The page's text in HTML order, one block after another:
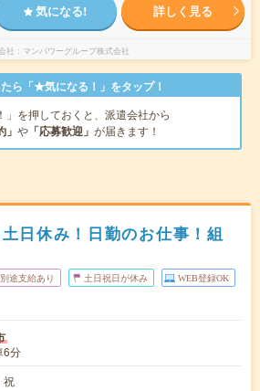
気になる! 詳しく見る
社 マンパワーグループ株式会社
ら「★気になる！」をタップ！
」を押しておくと、派遣会社から
」 や 「応募歓迎」 が届きます！
日休み！日勤のお仕事！組
途支給あり 土日祝日が休み WEB登録OK
6分
祝